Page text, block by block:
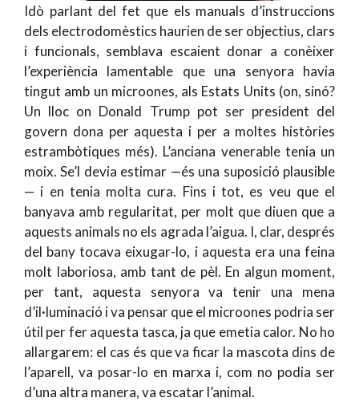
Idò parlant del fet que els manuals d’instruccions
dels electrodomèstics haurien de ser objectius, clars
i funcionals, semblava escaient donar a conèixer
l’experiència lamentable que una senyora havia
tingut amb un microones, als Estats Units (on, sinó?
Un lloc on Donald Trump pot ser president del
govern dona per aquesta i per a moltes històries
estrambòtiques més). L’anciana venerable tenia un
moix. Se’l devia estimar —és una suposició plausible
— i en tenia molta cura. Fins i tot, es veu que el
banyava amb regularitat, per molt que diuen que a
aquests animals no els agrada l’aigua. I, clar, després
del bany tocava eixugar-lo, i aquesta era una feina
molt laboriosa, amb tant de pèl. En algun moment,
per tant, aquesta senyora va tenir una mena
d’il·luminació i va pensar que el microones podria ser
útil per fer aquesta tasca, ja que emetia calor. No ho
allargarem: el cas és que va ficar la mascota dins de
l’aparell, va posar-lo en marxa i, com no podia ser
d’una altra manera, va escatar l’animal.